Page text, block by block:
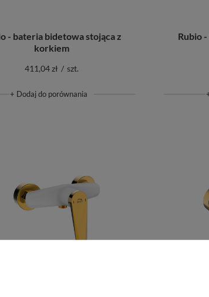
- bateria bidetowa stojąca z
korkiem
411,04 zł / szt.
+ Dodaj do porównania
Rubio
Rubio -